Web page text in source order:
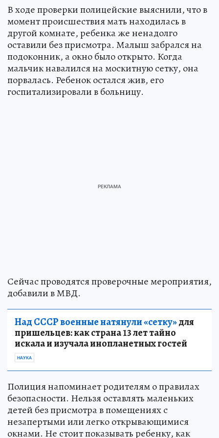
В ходе проверки полицейские выяснили, что в
момент происшествия мать находилась в
другой комнате, ребенка же ненадолго
оставили без присмотра. Малыш забрался на
подоконник, а окно было открыто. Когда
мальчик навалился на москитную сетку, она
порвалась. Ребенок остался жив, его
госпитализировали в больницу.
Сейчас проводятся проверочные мероприятия,
добавили в МВД.
Над СССР военные натянули «сетку»для
пришельцев: как страна 13 лет тайно
искала и изучала инопланетных гостей
НАУКА
Полиция напоминает родителям о правилах
безопасности. Нельзя оставлять маленьких
детей без присмотра в помещениях с
незапертыми или легко открывающимися
окнами. Не стоит показывать ребенку, как